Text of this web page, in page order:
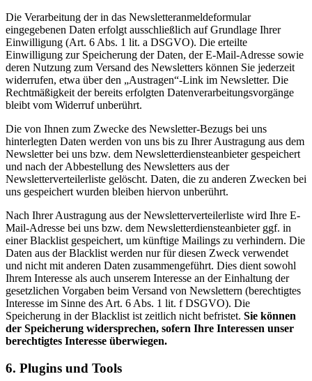
Die Verarbeitung der in das Newsletteranmeldeformular
eingegebenen Daten erfolgt ausschließlich auf Grundlage Ihrer
Einwilligung (Art. 6 Abs. 1 lit. a DSGVO). Die erteilte
Einwilligung zur Speicherung der Daten, der E-Mail-Adresse sowie
deren Nutzung zum Versand des Newsletters können Sie jederzeit
widerrufen, etwa über den „Austragen“-Link im Newsletter. Die
Rechtmäßigkeit der bereits erfolgten Datenverarbeitungsvorgänge
bleibt vom Widerruf unberührt.
Die von Ihnen zum Zwecke des Newsletter-Bezugs bei uns
hinterlegten Daten werden von uns bis zu Ihrer Austragung aus dem
Newsletter bei uns bzw. dem Newsletterdiensteanbieter gespeichert
und nach der Abbestellung des Newsletters aus der
Newsletterverteilerliste gelöscht. Daten, die zu anderen Zwecken bei
uns gespeichert wurden bleiben hiervon unberührt.
Nach Ihrer Austragung aus der Newsletterverteilerliste wird Ihre E-
Mail-Adresse bei uns bzw. dem Newsletterdiensteanbieter ggf. in
einer Blacklist gespeichert, um künftige Mailings zu verhindern. Die
Daten aus der Blacklist werden nur für diesen Zweck verwendet
und nicht mit anderen Daten zusammengeführt. Dies dient sowohl
Ihrem Interesse als auch unserem Interesse an der Einhaltung der
gesetzlichen Vorgaben beim Versand von Newslettern (berechtigtes
Interesse im Sinne des Art. 6 Abs. 1 lit. f DSGVO). Die
Speicherung in der Blacklist ist zeitlich nicht befristet. Sie können
der Speicherung widersprechen, sofern Ihre Interessen unser
berechtigtes Interesse überwiegen.
6. Plugins und Tools